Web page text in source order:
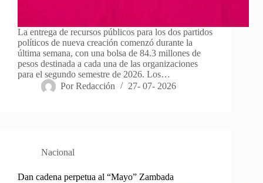
La entrega de recursos públicos para los dos partidos
políticos de nueva creación comenzó durante la
última semana, con una bolsa de 84.3 millones de
pesos destinada a cada una de las organizaciones
para el segundo semestre de 2026. Los…
Por Redacción 27- 07- 2026
Nacional
Dan cadena perpetua al “Mayo” Zambada